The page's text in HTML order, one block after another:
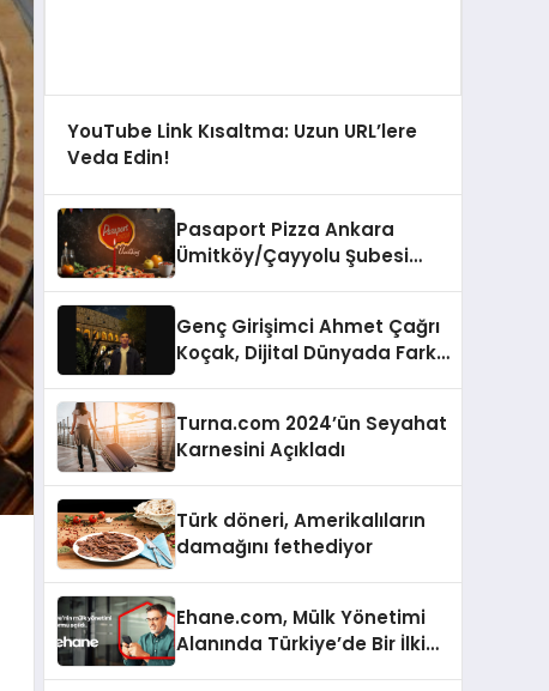
YouTube Link Kısaltma: Uzun URL’lere
Veda Edin!
Pasaport Pizza Ankara
Ümitköy/Çayyolu Şubesi
Genç Girişimci Ahmet Çağrı
Koçak, Dijital Dünyada Fark
Turna.com 2024’ün Seyahat
Karnesini Açıkladı
Türk döneri, Amerikalıların
damağını fethediyor
Ehane.com, Mülk Yönetimi
Alanında Türkiye’de Bir İlki